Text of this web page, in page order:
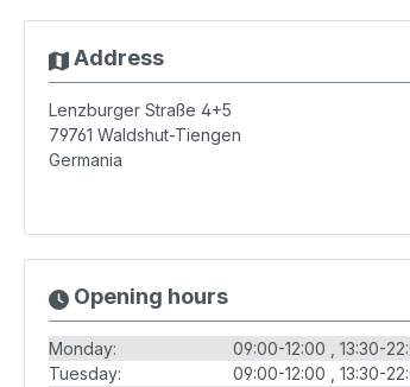
Address
Lenzburger Straße 4+5
79761 Waldshut-Tiengen
Germania
Opening hours
Monday: 09:00-12:00
13:30-
Tuesday:
09:00-12:00
13:30-